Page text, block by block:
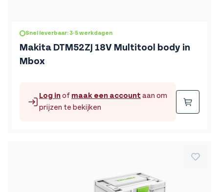
Snel leverbaar: 3-5 werkdagen
Makita DTM52ZJ 18V Multitool body in
Mbox
Log inof maak een account aan om
prijzen te bekijken